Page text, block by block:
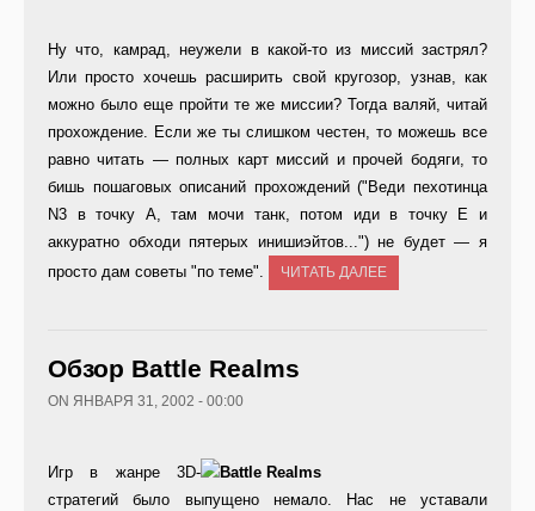
Ну что, камрад, неужели в какой-то из миссий застрял?
Или просто хочешь расширить свой кругозор, узнав, как
можно было еще пройти те же миссии? Тогда валяй, читай
прохождение. Если же ты слишком честен, то можешь все
равно читать — полных карт миссий и прочей бодяги, то
бишь пошаговых описаний прохождений ("Веди пехотинца
N3 в точку A, там мочи танк, потом иди в точку E и
аккуратно обходи пятерых инишиэйтов...") не будет — я
просто дам советы "по теме".
ЧИТАТЬ ДАЛЕЕ
Обзор Battle Realms
ON ЯНВАРЯ 31, 2002 - 00:00
Игр в жанре 3D-
стратегий было выпущено немало. Нас не уставали